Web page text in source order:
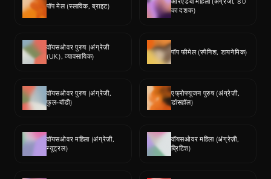
पॉप मेल (स्लाविक, ब्राइट)
का दशक)
वॉयसओवर पुरुष (अंग्रेज़ी
(UK), व्यावसायिक)
पॉप फीमेल (स्पैनिश, डायनेमिक)
वॉयसओवर पुरुष (अंग्रेजी,
फुल-बॉडी)
एफ्रोफ्यूजन पुरुष (अंग्रेज़ी,
डांसहॉल)
वॉयसओवर महिला (अंग्रेज़ी,
न्यूट्रल)
वॉयसओवर महिला (अंग्रेज़ी,
ब्रिटिश)